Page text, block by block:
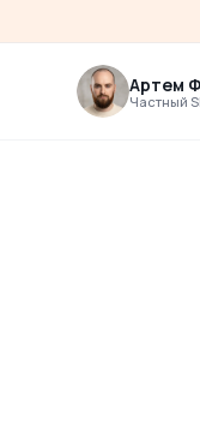
Артем
Частный